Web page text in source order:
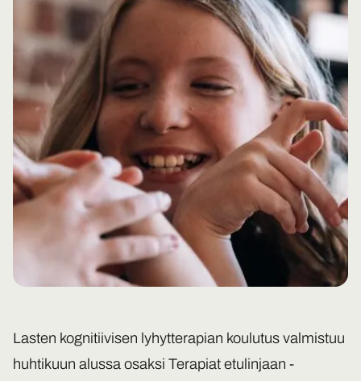
Lasten kognitiivisen lyhytterapian koulutus valmistuu
huhtikuun alussa osaksi Terapiat etulinjaan -